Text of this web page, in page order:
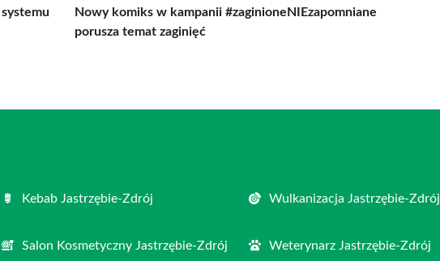
Nowy komiks w kampanii #zaginioneNIEzapomniane
porusza temat zaginięć
Kebab Jastrzębie-Zdrój Wulkanizacja Jastrzębie-Zdrój
Salon Kosmetyczny Jastrzębie-Zdrój Weterynarz Jastrzębie-Zdrój